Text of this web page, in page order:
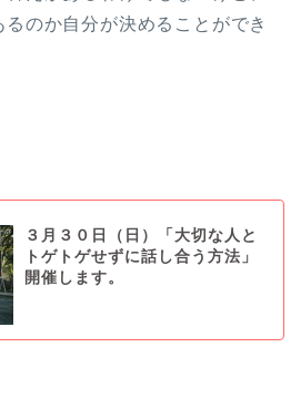
のか自分が決めることができ
３月３０日（日）「大切な人と
トゲトゲせずに話し合う方法」
開催します。